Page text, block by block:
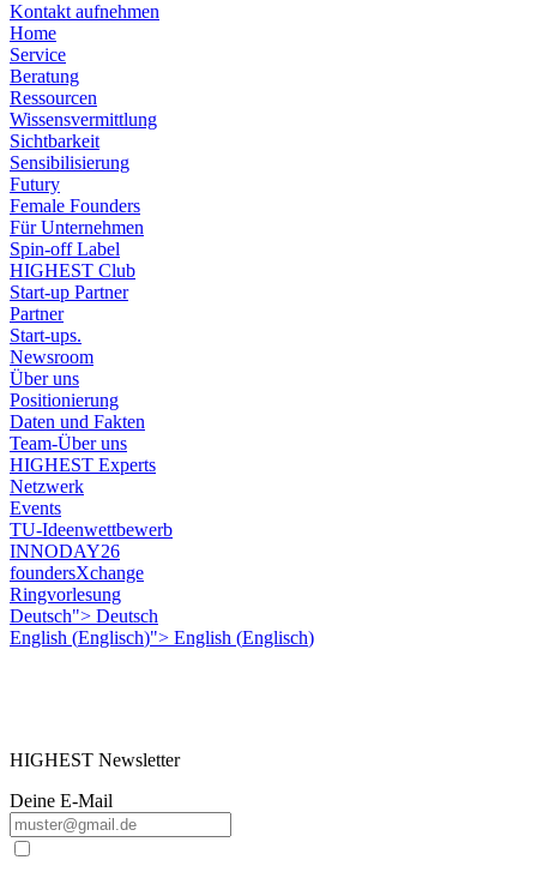
Kontakt aufnehmen
Home
Service
Beratung
Ressourcen
Wissensvermittlung
Sichtbarkeit
Sensibilisierung
Futury
Female Founders
Für Unternehmen
Spin-off Label
HIGHEST Club
Start-up Partner
Partner
Start-ups.
Newsroom
Über uns
Positionierung
Daten und Fakten
Team-Über uns
HIGHEST Experts
Netzwerk
Events
TU-Ideenwettbewerb
INNODAY26
foundersXchange
Ringvorlesung
Deutsch"> Deutsch
English (Englisch)"> English (Englisch)
HIGHEST Newsletter
Deine E-Mail